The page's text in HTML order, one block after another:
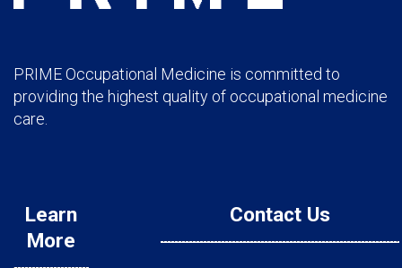
PRIME Occupational Medicine is committed to
providing the highest quality of occupational medicine
care.
Learn
More
Contact Us